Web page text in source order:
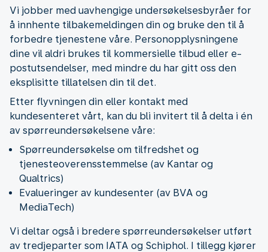
Vi jobber med uavhengige undersøkelsesbyråer for
å innhente tilbakemeldingen din og bruke den til å
forbedre tjenestene våre. Personopplysningene
dine vil aldri brukes til kommersielle tilbud eller e-
postutsendelser, med mindre du har gitt oss den
eksplisitte tillatelsen din til det.
Etter flyvningen din eller kontakt med
kundesenteret vårt, kan du bli invitert til å delta i én
av spørreundersøkelsene våre:
Spørreundersøkelse om tilfredshet og
tjenesteoverensstemmelse (av Kantar og
Qualtrics)
Evalueringer av kundesenter (av BVA og
MediaTech)
Vi deltar også i bredere spørreundersøkelser utført
av tredjeparter som IATA og Schiphol. I tillegg kjører